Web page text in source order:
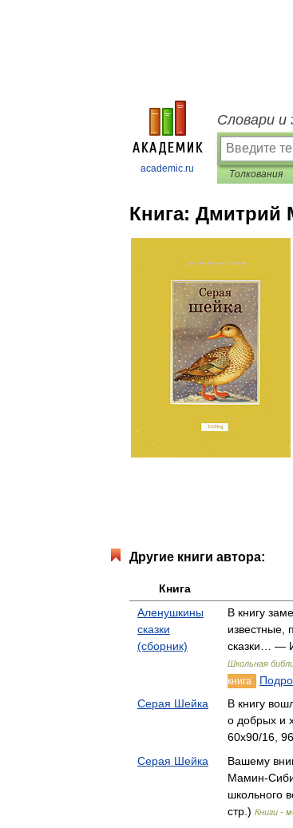
academic.ru
Словари и
Толкования
Книга: Дмитрий
Другие книги автора:
Книга
Аленушкины
сказки
(сборник)
В книгу
известные,
сказки… —
Школьная
книга
Серая Шейка
В книгу
о добрых и
60x90/16,
Серая Шейка
Вашему
Мамин-
школьного
стр.) Книги -